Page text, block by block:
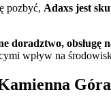
pozbyć, Adaxs jest
doradztwo, obsługę
wpływ na
Góra